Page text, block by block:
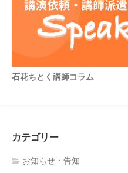
石花ちとく講師コラム
カテゴリー
お知らせ・告知